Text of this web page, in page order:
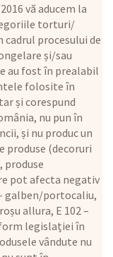
vă aducem la
torturi/
procesului de
și/sau
au fost în prealabil
folosite în
și corespund
nu pun în
și nu produc un
produse (decoruri
produse
pot afecta negativ
galben/portocaliu,
allura, E 102 –
legislației în
vândute nu